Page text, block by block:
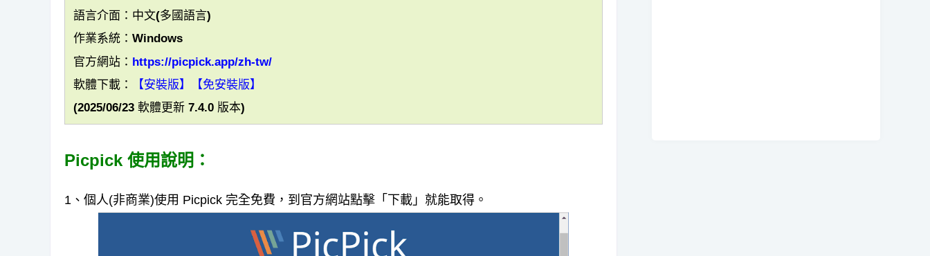
語言介面：中文(多國語言)
作業系統：Windows
官方網站： https://picpick.app/zh-tw/
軟體下載：
【安裝版】
【免安裝版】
(2025/06/23 軟體更新 7.4.0 版本)
Picpick 使用說明：
1、個人(非商業)使用 Picpick 完全免費，到官方網站點擊「下載」就能取得。